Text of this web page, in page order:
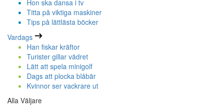
Hon ska dansa i tv
Titta på viktiga maskiner
Tips på lättlästa böcker
Vardags
Han fiskar kräftor
Turister gillar vädret
Lätt att spela minigolf
Dags att plocka blåbär
Kvinnor ser vackrare ut
Alla Väljare